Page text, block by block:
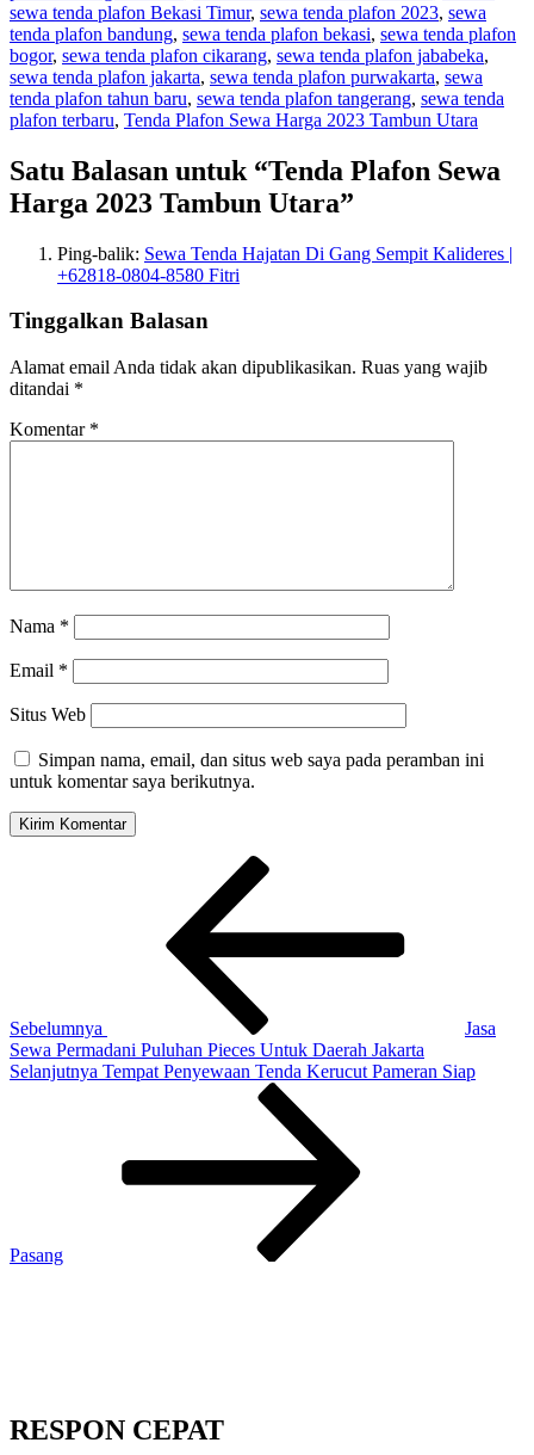
sewa tenda plafon Bekasi Timur, sewa tenda plafon 2023, sewa
tenda plafon bandung, sewa tenda plafon bekasi, sewa tenda plafon
bogor, sewa tenda plafon cikarang, sewa tenda plafon jababeka,
sewa tenda plafon jakarta, sewa tenda plafon purwakarta, sewa
tenda plafon tahun baru, sewa tenda plafon tangerang, sewa tenda
plafon terbaru, Tenda Plafon Sewa Harga 2023 Tambun Utara
Satu Balasan untuk “Tenda Plafon Sewa
Harga 2023 Tambun Utara”
Ping-balik: Sewa Tenda Hajatan Di Gang Sempit Kalideres |
+62818-0804-8580 Fitri
Tinggalkan Balasan
Alamat email Anda tidak akan dipublikasikan. Ruas yang wajib
ditandai *
Komentar *
Nama *
Email *
Situs Web
Simpan nama, email, dan situs web saya pada peramban ini
untuk komentar saya berikutnya.
Sebelumnya
Jasa
Sewa Permadani Puluhan Pieces Untuk Daerah Jakarta
Pos
Selanjutnya Tempat Penyewaan Tenda Kerucut Pameran Siap
Pasang
RESPON CEPAT